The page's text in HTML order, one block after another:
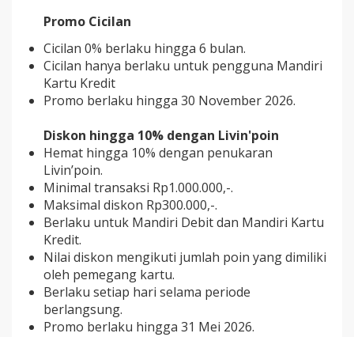
Promo Cicilan
Cicilan 0% berlaku hingga 6 bulan.
Cicilan hanya berlaku untuk pengguna Mandiri
Kartu Kredit
Promo berlaku hingga 30 November 2026.
Diskon hingga 10% dengan Livin'poin
Hemat hingga 10% dengan penukaran
Livin’poin.
Minimal transaksi Rp1.000.000,-.
Maksimal diskon Rp300.000,-.
Berlaku untuk Mandiri Debit dan Mandiri Kartu
Kredit.
Nilai diskon mengikuti jumlah poin yang dimiliki
oleh pemegang kartu.
Berlaku setiap hari selama periode
berlangsung.
Promo berlaku hingga 31 Mei 2026.